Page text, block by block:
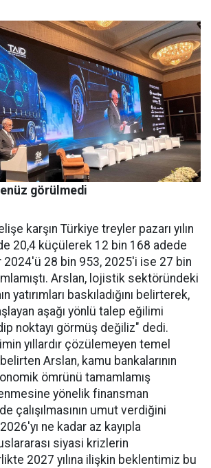
görülmedi
karşın Türkiye treyler pazarı yılın
20,4 küçülerek 12 bin 168 adede
2024'ü 28 bin 953, 2025'i ise 27 bin
Arslan, lojistik sektöründeki
yatırımları baskıladığını belirterek,
aşağı yönlü talep eğilimi
nok­tayı görmüş değiliz" dedi.
yıllardır çözüle­meyen temel
Arslan, kamu bankalarının
ömrü­nü tamamlamış
yönelik finansman
çalışılması­nın umut verdiğini
ne kadar az kayıpla
siya­si krizlerin
2027 yılına ilişkin beklentimiz bu